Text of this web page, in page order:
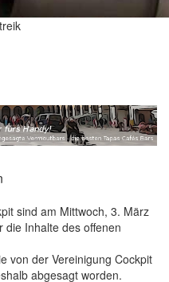
sind am Mittwoch, 3. März
die Inhalte des offenen
von der Vereinigung Cockpit
abgesagt worden.